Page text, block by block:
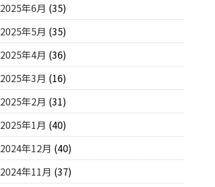
2025年6月 (35)
2025年5月 (35)
2025年4月 (36)
2025年3月 (16)
2025年2月 (31)
2025年1月 (40)
2024年12月 (40)
2024年11月 (37)